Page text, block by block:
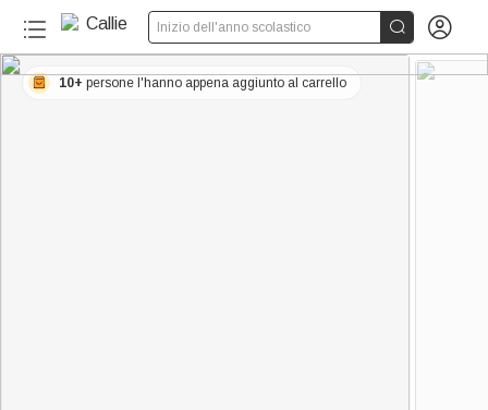
Inizio dell'anno scolastico  
10+ persone l'hanno appena aggiunto al carrello